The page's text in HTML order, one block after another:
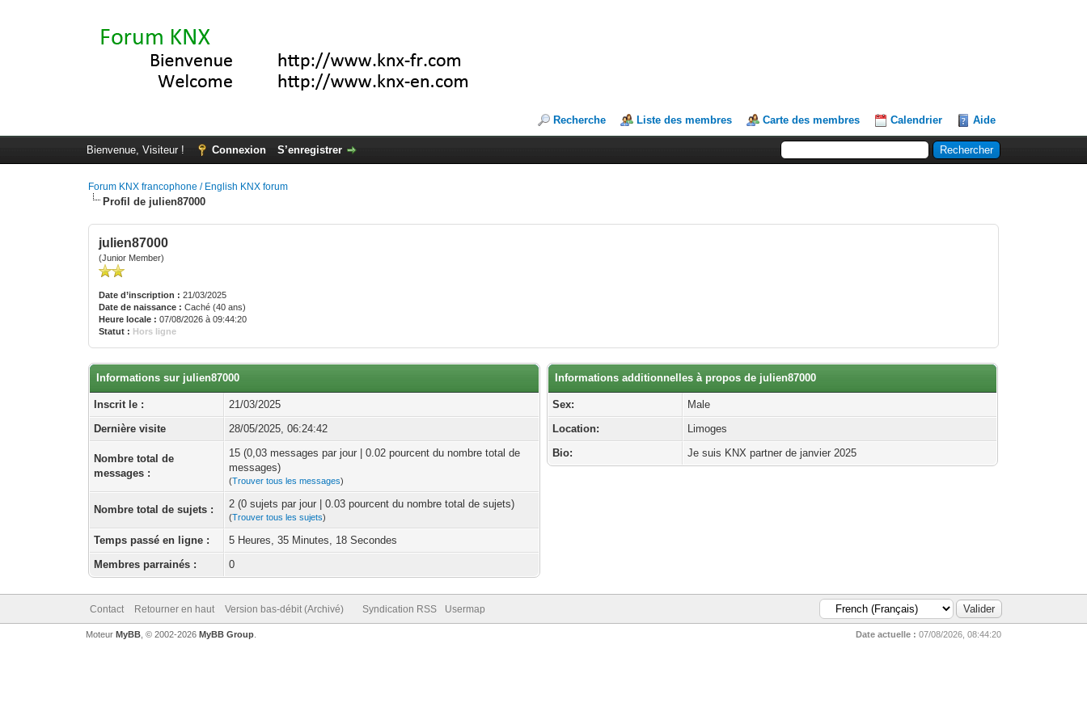
Recherche Liste des membres Carte des membres Calendrier Aide
Bienvenue, Visiteur ! Connexion S’enregistrer
Forum KNX francophone / English KNX forum
Profil de julien87000
julien87000
(Junior Member)
Date d’inscription : 21/03/2025
Date de naissance : Caché (40 ans)
Heure locale : 07/08/2026 à 09:44:20
Statut : Hors ligne
Informations sur julien87000
Inscrit le :
21/03/2025
Dernière visite
28/05/2025, 06:24:42
Nombre total de
messages :
15 (0,03 messages par jour | 0.02 pourcent du nombre total de
messages)
(Trouver tous les messages)
Nombre total de sujets : 2 (0 sujets par jour | 0.03 pourcent du nombre total de sujets)
(Trouver tous les sujets)
Temps passé en ligne :
5 Heures, 35 Minutes, 18 Secondes
Membres parrainés :
0
Informations additionnelles à propos de julien87000
Sex:
Male
Location:
Limoges
Bio:
Je suis KNX partner de janvier 2025
Contact Retourner en haut Version bas-débit (Archivé) Syndication RSS Usermap
Date actuelle : 07/08/2026, 08:44:20
Moteur MyBB, © 2002-2026 MyBB Group.